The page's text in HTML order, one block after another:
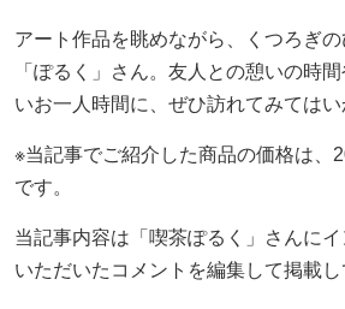
アート作品を眺めながら、くつろぎ
「ぽるく」さん。友人との憩いの時
いお一人時間に、ぜひ訪れてみてはい
※当記事でご紹介した商品の価格は、
です。
当記事内容は「喫茶ぽるく」さんにイ
いただいたコメントを編集して掲載し